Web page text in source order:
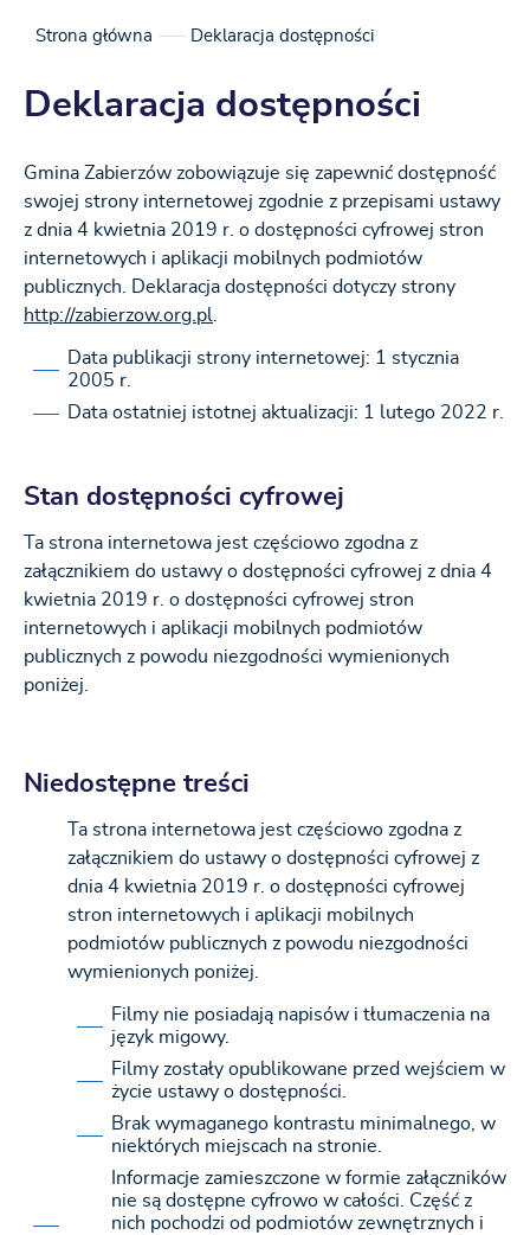
Strona główna Deklaracja dostępności
Deklaracja dostępności
Gmina Zabierzów zobowiązuje się zapewnić dostępność
swojej strony internetowej zgodnie z przepisami ustawy
z dnia 4 kwietnia 2019 r. o dostępności cyfrowej stron
internetowych i aplikacji mobilnych podmiotów
publicznych. Deklaracja dostępności dotyczy strony
http://zabierzow.org.pl
Data publikacji strony internetowej: 1 stycznia
2005 r.
Data ostatniej istotnej aktualizacji: 1 lutego 2022 r.
Stan dostępności cyfrowej
Ta strona internetowa jest częściowo zgodna z
załącznikiem do ustawy o dostępności cyfrowej z dnia 4
kwietnia 2019 r. o dostępności cyfrowej stron
internetowych i aplikacji mobilnych podmiotów
publicznych z powodu niezgodności wymienionych
poniżej.
Niedostępne treści
Ta strona internetowa jest częściowo zgodna z
załącznikiem do ustawy o dostępności cyfrowej z
dnia 4 kwietnia 2019 r. o dostępności cyfrowej
stron internetowych i aplikacji mobilnych
podmiotów publicznych z powodu niezgodności
wymienionych poniżej.
Filmy nie posiadają napisów i tłumaczenia na
język migowy.
Filmy zostały opublikowane przed wejściem w
życie ustawy o dostępności.
Brak wymaganego kontrastu minimalnego, w
niektórych miejscach na stronie.
Informacje zamieszczone w formie załączników
nie są dostępne cyfrowo w całości. Część z
nich pochodzi od podmiotów zewnętrznych i